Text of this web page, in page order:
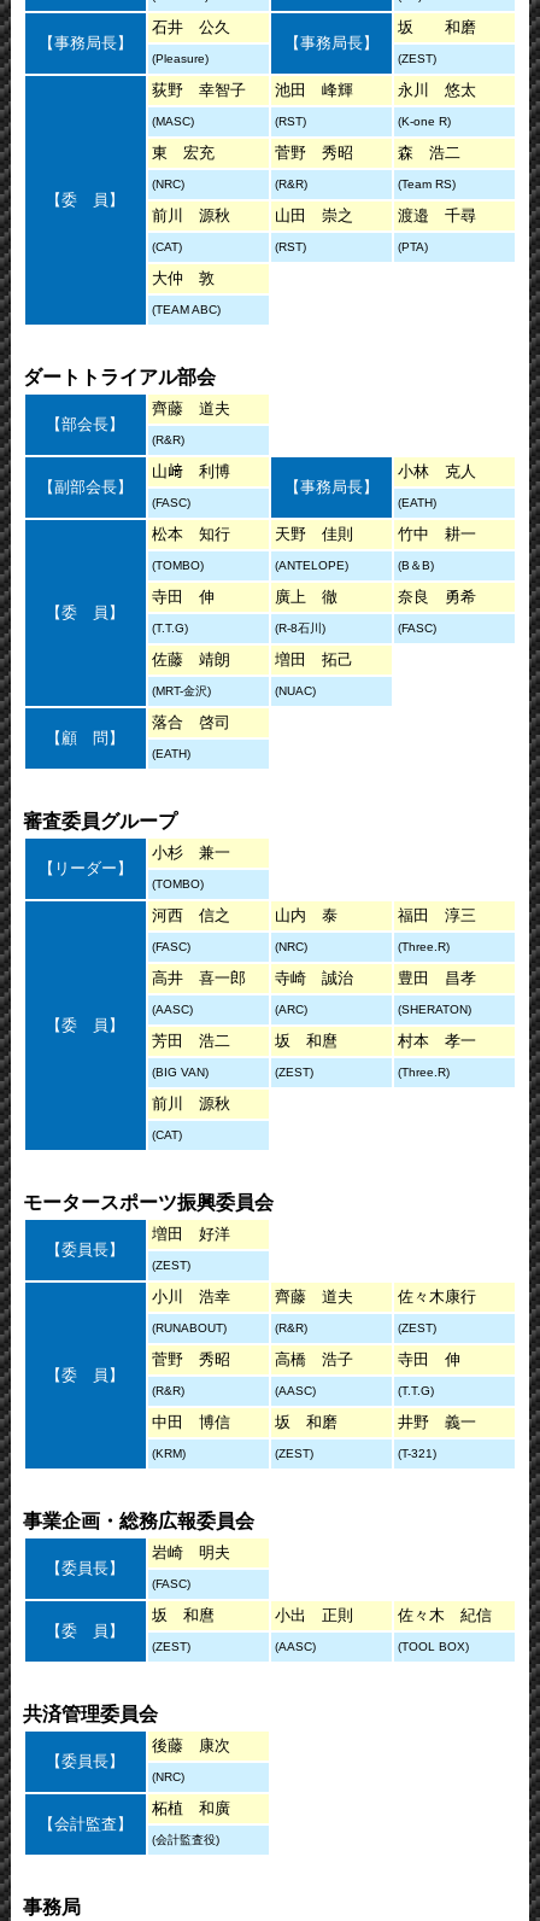
【事務局長】
石井 公久
【事務局長】
坂 和磨
(Pleasure) (ZEST)
【委 員】
荻野 幸智子 池田 峰輝 永川 悠太
(MASC) (RST) (K-one R)
東 宏充 菅野 秀昭 森 浩二
(NRC) (R&R) (Team RS)
前川 源秋 山田 崇之 渡邉 千尋
(CAT) (RST) (PTA)
大仲 敦
(TEAM ABC)
ダートトライアル部会
【部会長】
齊藤 道夫
(R&R)
【副部会長】
山﨑 利博
【事務局長】
小林 克人
(FASC) (EATH)
【委 員】
松本 知行 天野 佳則 竹中 耕一
(TOMBO) (ANTELOPE) (B＆B)
寺田 伸 廣上 徹 奈良 勇希
(T.T.G) (R-8石川) (FASC)
佐藤 靖朗 増田 拓己
(MRT-金沢) (NUAC)
【顧 問】
落合 啓司
(EATH)
審査委員グループ
【リーダー】
小杉 兼一
(TOMBO)
【委 員】
河西 信之 山内 泰 福田 淳三
(FASC) (NRC) (Three.R)
高井 喜一郎 寺崎 誠治 豊田 昌孝
(AASC) (ARC) (SHERATON)
芳田 浩二 坂 和麿 村本 孝一
(BIG VAN) (ZEST) (Three.R)
前川 源秋
(CAT)
モータースポーツ振興委員会
【委員長】
増田 好洋
(ZEST)
【委 員】
小川 浩幸 齊藤 道夫 佐々木康行
(RUNABOUT) (R&R) (ZEST)
菅野 秀昭 高橋 浩子 寺田 伸
(R&R) (AASC) (T.T.G)
中田 博信 坂 和磨 井野 義一
(KRM) (ZEST) (T-321)
事業企画・総務広報委員会
【委員長】
岩崎 明夫
(FASC)
【委 員】
坂 和麿 小出 正則 佐々木 紀信
(ZEST) (AASC) (TOOL BOX)
共済管理委員会
【委員長】
後藤 康次
(NRC)
【会計監査】
柘植 和廣
(会計監査役)
事務局